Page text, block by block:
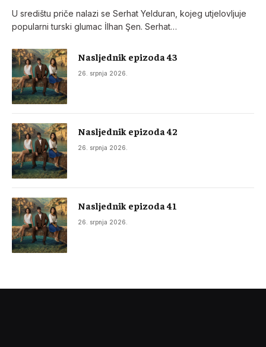
U središtu priče nalazi se Serhat Yelduran, kojeg utjelovljuje
popularni turski glumac İlhan Şen. Serhat…
Nasljednik epizoda 43
26. srpnja 2026.
Nasljednik epizoda 42
26. srpnja 2026.
Nasljednik epizoda 41
26. srpnja 2026.